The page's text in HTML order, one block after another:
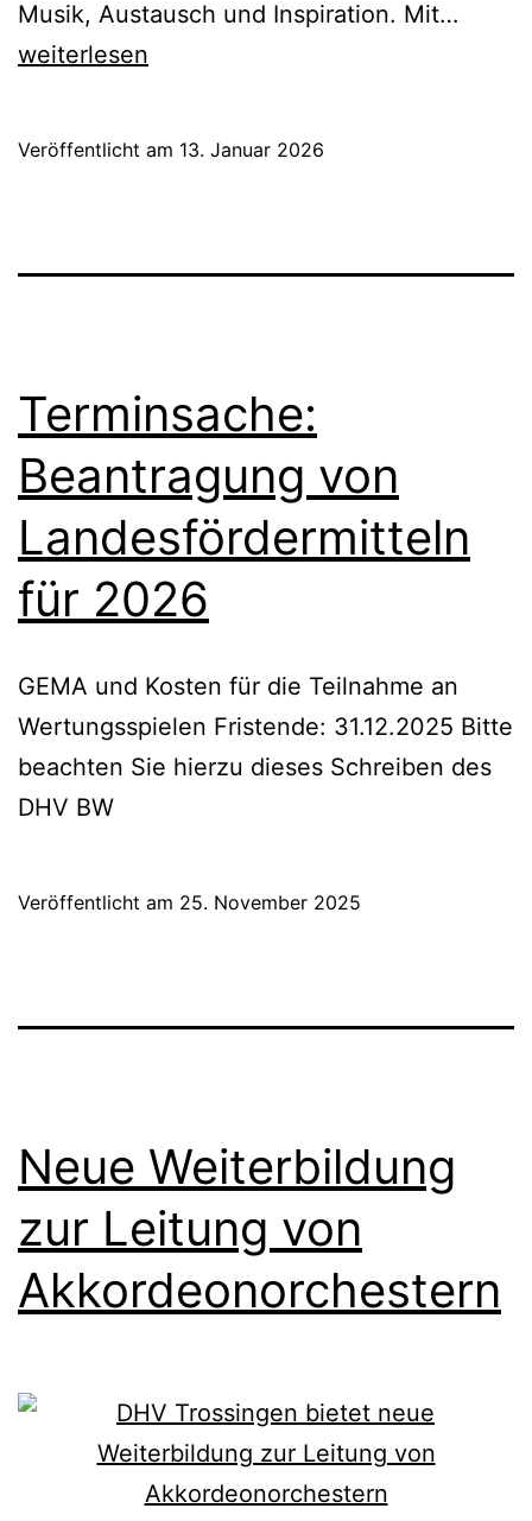
Musik, Austausch und Inspiration. Mit…
weiterlesen
Veröffentlicht am 13. Januar 2026
Terminsache:
Beantragung von
Landesfördermitteln
für 2026
GEMA und Kosten für die Teilnahme an
Wertungsspielen Fristende: 31.12.2025 Bitte
beachten Sie hierzu dieses Schreiben des
DHV BW
Veröffentlicht am 25. November 2025
Neue Weiterbildung
zur Leitung von
Akkordeonorchestern